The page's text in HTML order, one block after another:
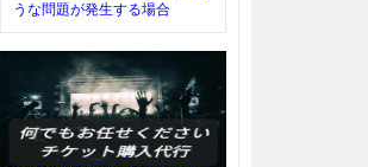
うな問題が発生する場合